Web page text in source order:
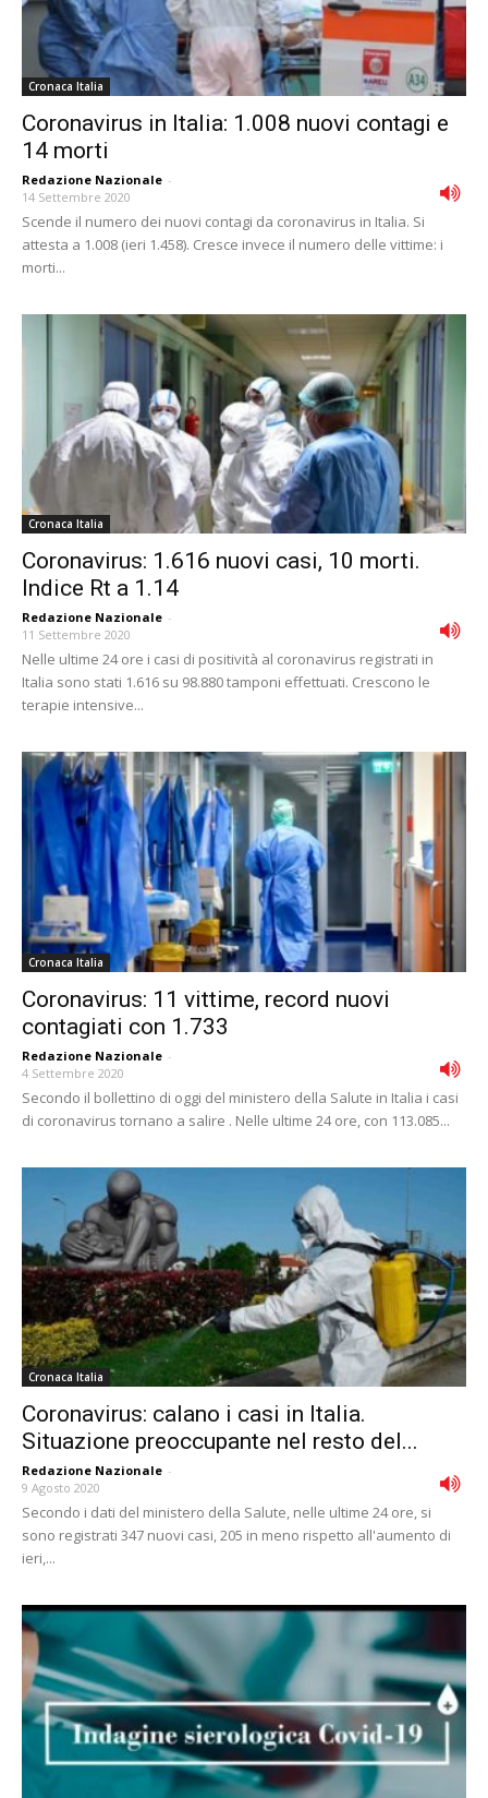
Cronaca Italia
Coronavirus in Italia: 1.008 nuovi contagi e
14 morti
Redazione Nazionale -
14 Settembre 2020
Scende il numero dei nuovi contagi da coronavirus in Italia. Si
attesta a 1.008 (ieri 1.458). Cresce invece il numero delle vittime: i
morti...
Cronaca Italia
Coronavirus: 1.616 nuovi casi, 10 morti.
Indice Rt a 1.14
Redazione Nazionale -
11 Settembre 2020
Nelle ultime 24 ore i casi di positività al coronavirus registrati in
Italia sono stati 1.616 su 98.880 tamponi effettuati. Crescono le
terapie intensive...
Cronaca Italia
Coronavirus: 11 vittime, record nuovi
contagiati con 1.733
Redazione Nazionale -
4 Settembre 2020
Secondo il bollettino di oggi del ministero della Salute in Italia i casi
di coronavirus tornano a salire . Nelle ultime 24 ore, con 113.085...
Cronaca Italia
Coronavirus: calano i casi in Italia.
Situazione preoccupante nel resto del...
Redazione Nazionale -
9 Agosto 2020
Secondo i dati del ministero della Salute, nelle ultime 24 ore, si
sono registrati 347 nuovi casi, 205 in meno rispetto all'aumento di
ieri,...